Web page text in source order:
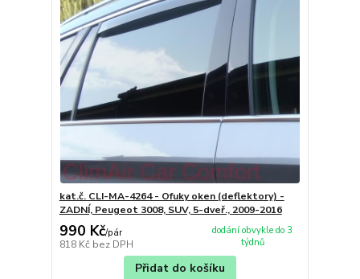
kat.č. CLI-MA-4264 - Ofuky oken (deflektory) -
ZADNÍ, Peugeot 3008, SUV, 5-dveř., 2009-2016
990 Kč/pár
818 Kč bez DPH
dodání obvykle do 3
týdnů
Přidat do košíku